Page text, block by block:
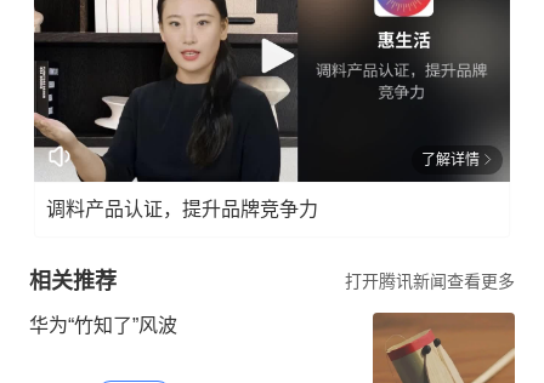
了解详情
调料产品认证，提升品牌竞争力
相关推荐 打开腾讯新闻查看更多
华为“竹知了”风波